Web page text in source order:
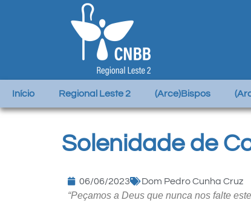
Início Regional Leste 2 (Arce)Bispos
Solenidade de
06/06/2023 Dom Pedro Cunha Cruz
“Peçamos a Deus que nunca nos falte